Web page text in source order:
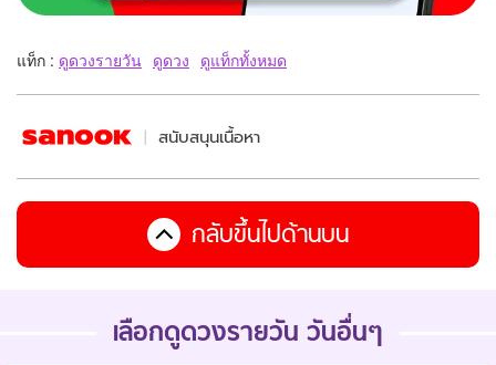
แท็ก : ดูดวงรายวัน ดูดวง ดูแท็กทั้งหมด
สนับสนุนเนื้อหา
กลับขึ้นไปด้านบน
เลือกดูดวงรายวัน วันอื่นๆ